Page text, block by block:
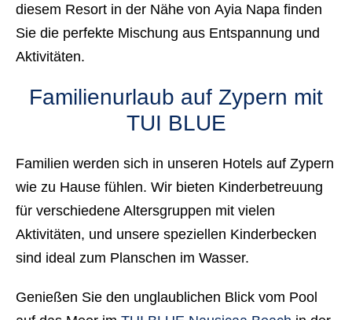
diesem Resort in der Nähe von Ayia Napa finden
Sie die perfekte Mischung aus Entspannung und
Aktivitäten.
Familienurlaub auf Zypern mit
TUI BLUE
Familien werden sich in unseren Hotels auf Zypern
wie zu Hause fühlen. Wir bieten Kinderbetreuung
für verschiedene Altersgruppen mit vielen
Aktivitäten, und unsere speziellen Kinderbecken
sind ideal zum Planschen im Wasser.
Genießen Sie den unglaublichen Blick vom Pool